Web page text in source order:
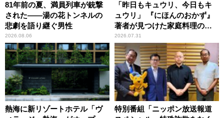
81年前の夏、満員列車が銃撃
された――湯の花トンネルの
悲劇を語り継ぐ男性
2026.08.06
「昨日もキュウリ、今日もキ
ュウリ」 『にほんのおかず』
著者が見つけた家庭料理の知
恵
2026.07.31
熱海に新リゾートホテル「ヴ
特別番組「ニッポン放送報道